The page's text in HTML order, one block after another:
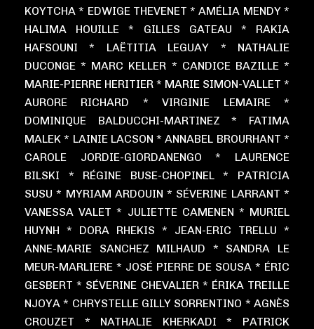
KOYTCHA * EDWIGE THEVENET * AMÉLIA MENDY *
HALIMA HOUILLE * GILLES GATEAU * RAKIA
HAFSOUNI * LAËTITIA LEGUAY * NATHALIE
DUCONGE * MARC KELLER * CANDICE BAZILLE *
MARIE-PIERRE HERITIER * MARIE SIMON-VALLET *
AURORE RICHARD * VIRGINIE LEMAIRE *
DOMINIQUE BALDUCCHI-MARTINEZ * FATIMA
MALEK * LAINIE LACSON * ANNABEL BROURHANT *
CAROLE JORDIE-GIORDANENGO * LAURENCE
BILSKI * RÉGINE BUSE-CHOPINEL * PATRICIA
SUSU * MYRIAM ARDOUIN * SÉVERINE LARRANT *
VANESSA VALET * JULIETTE CAMENEN * MURIEL
HUYNH * DORA RHEKIS * JEAN-ERIC TRELLU *
ANNE-MARIE SANCHEZ MILHAUD * SANDRA LE
MEUR-MARLIERE * JOSÉ PIERRE DE SOUSA * ÉRIC
GESBERT * SÉVERINE CHEVALIER * ÉRIKA TREILLE
NJOYA * CHRYSTELLE GILLY SORRENTINO * AGNÈS
CROUZET * NATHALIE KHERKADI * PATRICK